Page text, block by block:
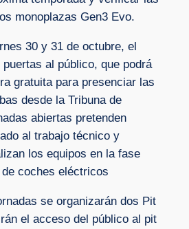
monoplazas Gen3 Evo.
30 y 31 de octubre, el
al público, que podrá
gratuita para presenciar las
desde la Tribuna de
abiertas pretenden
al trabajo técnico y
los equipos en la fase
coches eléctricos
se organizarán dos Pit
el acceso del público al pit